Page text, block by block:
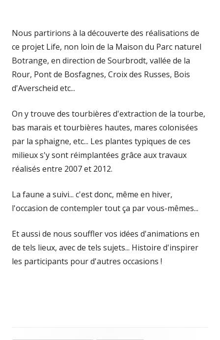
Nous partirions à la découverte des réalisations de
ce projet Life, non loin de la Maison du Parc naturel
Botrange, en direction de Sourbrodt, vallée de la
Rour, Pont de Bosfagnes, Croix des Russes, Bois
d'Averscheid etc...
On y trouve des tourbières d'extraction de la tourbe,
bas marais et tourbières hautes, mares colonisées
par la sphaigne, etc... Les plantes typiques de ces
milieux s'y sont réimplantées grâce aux travaux
réalisés entre 2007 et 2012.
La faune a suivi... c'est donc, même en hiver,
l'occasion de contempler tout ça par vous-mêmes...
Et aussi de nous souffler vos idées d'animations en
de tels lieux, avec de tels sujets... Histoire d'inspirer
les participants pour d'autres occasions !